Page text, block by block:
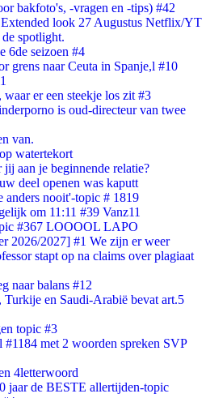
bakfoto's, -vragen en -tips) #42
look 27 Augustus Netflix/YT
spotlight.
seizoen #4
grens naar Ceuta in Spanje,l #10
er een steekje los zit #3
is oud-directeur van twee
van.
watertekort
jij aan je beginnende relatie?
deel openen was kaputt
anders nooit'-topic # 1819
om 11:11 #39 Vanz11
#367 LOOOOL LAPO
2026/2027] #1 We zijn er weer
stapt op na claims over plagiaat
naar balans #12
Turkije en Saudi-Arabië bevat art.5
topic #3
#1184 met 2 woorden spreken SVP
4letterwoord
jaar de BESTE allertijden-topic